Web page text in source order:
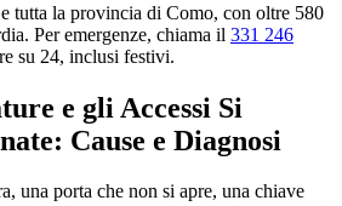
tutta la provincia di Como, con oltre 580
Per emergenze, chiama il 331 246
su 24, inclusi festivi.
e gli Accessi Si
Cause e Diagnosi
una porta che non si apre, una chiave